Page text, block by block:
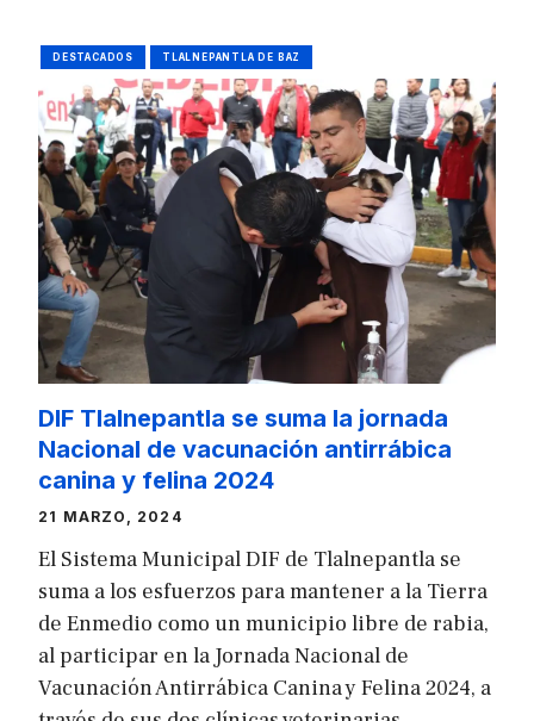
DESTACADOS TLALNEPANTLA DE BAZ
DIF Tlalnepantla se suma la jornada
Nacional de vacunación antirrábica
canina y felina 2024
21 MARZO, 2024
El Sistema Municipal DIF de Tlalnepantla se
suma a los esfuerzos para mantener a la Tierra
de Enmedio como un municipio libre de rabia,
al participar en la Jornada Nacional de
Vacunación Antirrábica Canina y Felina 2024, a